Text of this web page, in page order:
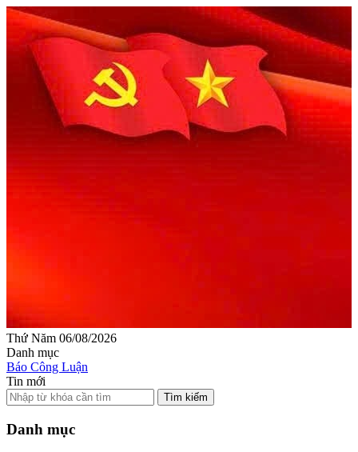
Thứ Năm 06/08/2026
Danh mục
Báo Công Luận
Tin mới
Tìm kiếm
Danh mục